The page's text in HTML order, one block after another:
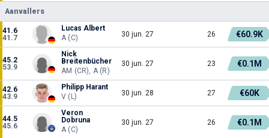
Aanvallers
41.6
41.7
Lucas Albert
A (C)
30 jun. 27 26 €60.9K
45.2
53.9
Nick
Breitenbücher
AM (CR), A (R)
30 jun. 27 23 €0.1M
42.6
43.9
Philipp Harant
V (L)
30 jun. 28 27 €60K
44.5
45.6
Veron
Dobruna
A (C)
30 jun. 27 26 €0.1M